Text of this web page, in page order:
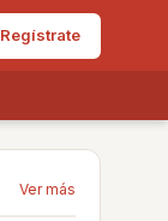
Regístrate
Ver más